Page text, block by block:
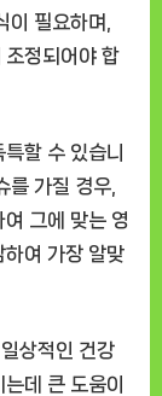
필요하며,
조정되어야 합
할 수 있습니
를 가질 경우,
그에 맞는 영
하여 가장 알맞
상적인 건강
데 큰 도움이